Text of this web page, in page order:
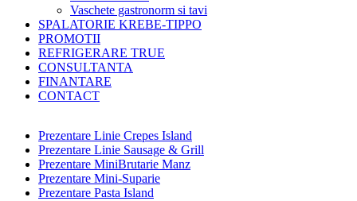
Vaschete gastronorm si tavi
SPALATORIE KREBE-TIPPO
PROMOTII
REFRIGERARE TRUE
CONSULTANTA
FINANTARE
CONTACT
Prezentare Linie Crepes Island
Prezentare Linie Sausage & Grill
Prezentare MiniBrutarie Manz
Prezentare Mini-Suparie
Prezentare Pasta Island